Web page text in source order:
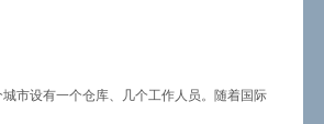
市设有一个仓库、几个工作人员。随着国际